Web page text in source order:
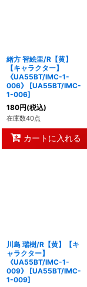
緒方 智絵里/R【黄】
【キャラクター】
《UA55BT/IMC-1-
006》
[UA55BT/IMC-
1-006]
180円(税込)
在庫数40点
カートに入れる
川島 瑞樹/R【黄】【キ
ャラクター】
《UA55BT/IMC-1-
009》
[UA55BT/IMC-
1-009]